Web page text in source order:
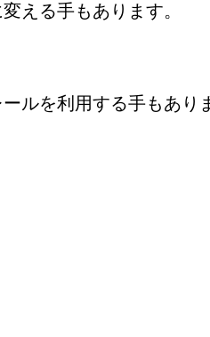
える手もあります。
ルを利用する手もあり